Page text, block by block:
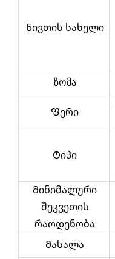
Ნივთის სახელი
ზომა
Ფერი
Ტიპი
Მინიმალური
შეკვეთის
რაოდენობა
Მასალა